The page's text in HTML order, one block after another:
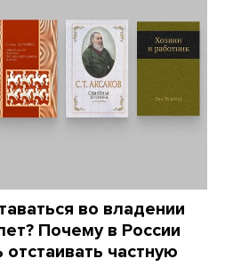
во владении
Почему в России
отстаивать частную